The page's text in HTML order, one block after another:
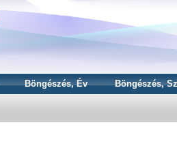
Böngészés, Év Böngészés,